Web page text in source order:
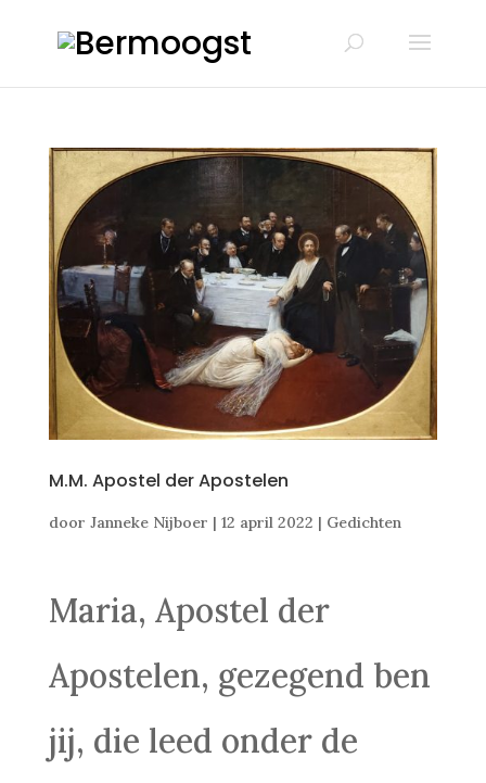
M.M. Apostel der Apostelen
door Janneke Nijboer | 12 april 2022 | Gedichten
Maria, Apostel der
Apostelen, gezegend ben
jij, die leed onder de